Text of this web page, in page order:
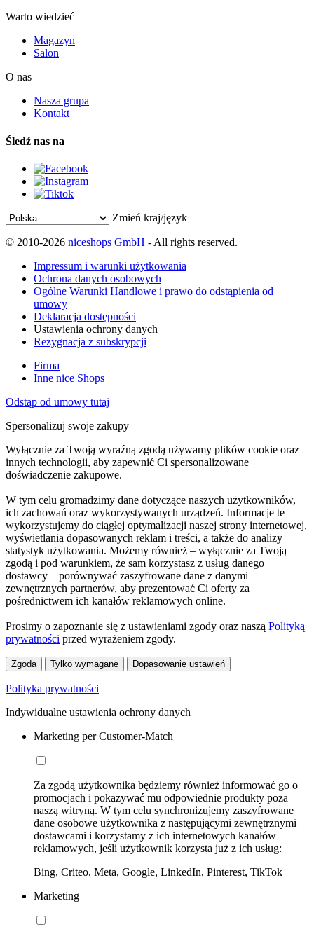
Warto wiedzieć
Magazyn
Salon
O nas
Nasza grupa
Kontakt
Śledź nas na
Zmień kraj/język
© 2010-2026 niceshops GmbH - All rights reserved.
Impressum i warunki użytkowania
Ochrona danych osobowych
Ogólne Warunki Handlowe i prawo do odstąpienia od
umowy
Deklaracja dostępności
Ustawienia ochrony danych
Rezygnacja z subskrypcji
Firma
Inne nice Shops
Odstąp od umowy tutaj
Spersonalizuj swoje zakupy
Wyłącznie za Twoją wyraźną zgodą używamy plików cookie oraz
innych technologii, aby zapewnić Ci spersonalizowane
doświadczenie zakupowe.
W tym celu gromadzimy dane dotyczące naszych użytkowników,
ich zachowań oraz wykorzystywanych urządzeń. Informacje te
wykorzystujemy do ciągłej optymalizacji naszej strony internetowej,
wyświetlania dopasowanych reklam i treści, a także do analizy
statystyk użytkowania. Możemy również – wyłącznie za Twoją
zgodą i pod warunkiem, że sam korzystasz z usług danego
dostawcy – porównywać zaszyfrowane dane z danymi
zewnętrznych partnerów, aby prezentować Ci oferty za
pośrednictwem ich kanałów reklamowych online.
Prosimy o zapoznanie się z ustawieniami zgody oraz naszą Polityką
prywatności przed wyrażeniem zgody.
Zgoda Tylko wymagane Dopasowanie ustawień
Polityka prywatności
Indywidualne ustawienia ochrony danych
Marketing per Customer-Match
Za zgodą użytkownika będziemy również informować go o
promocjach i pokazywać mu odpowiednie produkty poza
naszą witryną. W tym celu synchronizujemy zaszyfrowane
dane osobowe użytkownika z następującymi zewnętrznymi
dostawcami i korzystamy z ich internetowych kanałów
reklamowych, jeśli użytkownik korzysta już z ich usług:
Bing, Criteo, Meta, Google, LinkedIn, Pinterest, TikTok
Marketing